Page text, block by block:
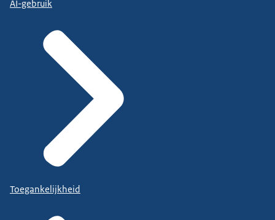
AI-gebruik
Toegankelijkheid